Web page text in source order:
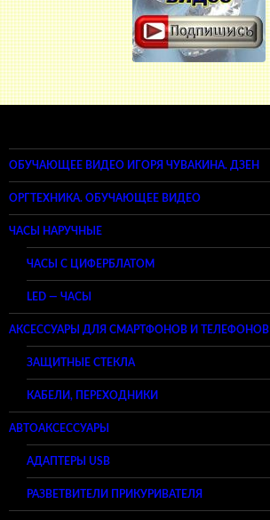
ОБУЧАЮЩЕЕ ВИДЕО ИГОРЯ ЧУВАКИНА. ДЗЕН
ОРГТЕХНИКА. ОБУЧАЮЩЕЕ ВИДЕО
ЧАСЫ НАРУЧНЫЕ
ЧАСЫ С ЦИФЕРБЛАТОМ
LED — ЧАСЫ
АКСЕССУАРЫ ДЛЯ СМАРТФОНОВ И ТЕЛЕФОНОВ
ЗАЩИТНЫЕ СТЕКЛА
КАБЕЛИ, ПЕРЕХОДНИКИ
АВТОАКСЕССУАРЫ
АДАПТЕРЫ USB
РАЗВЕТВИТЕЛИ ПРИКУРИВАТЕЛЯ